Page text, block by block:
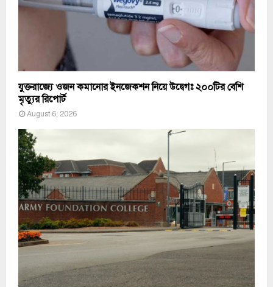
যুক্তরাজ্যে ওজন কমানোর ইনজেকশন নিয়ে উদ্বেগঃ ২০০টির বেশি
মৃত্যুর রিপোর্ট
August 6, 2026